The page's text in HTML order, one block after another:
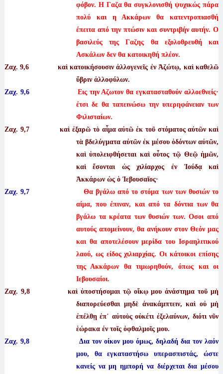
φόβον. Η Γαζα θα συγκλονισθή ψυχικώς πάρα
πολύ και η Ακκάρων θα κατεντροπιασθή
έπειτα από την πτώσιν και συντριβήν αυτήν. Ο
βασιλεύς της Γαζης θα εξολοθρευθή και
Ασκάλων δεν θα κατοικηθή πλέον.
Ζαχ. 9,6 καὶ κατοικήσουσιν ἀλλογενεῖς ἐν Ἀζώτῳ, καὶ καθελῶ
ὕβριν ἀλλοφύλων.
Ζαχ. 9,6
Εις την Αζωτον θα εγκατασταθούν αλλοεθνείς·
έτσι δε θα ταπεινώσω την υπερηφάνειαν των
Φιλισταίων.
Ζαχ. 9,7 καὶ ἐξαρῶ τὸ αἷμα αὐτῶ ἐκ τοῦ στόματος αὐτῶν καὶ
τὰ βδελύγματα αὐτῶν ἐκ μέσου ὀδόντων αὐτῶν,
καὶ ὑπολειφθήσεται καὶ οὗτος τῷ Θεῷ ἡμῶν,
καὶ ἔσονται ὡς χιλίαρχος ἐν Ἰούδᾳ καὶ
Ἀκκάρων ὡς ὁ Ἰεβουσαῖος·
Ζαχ. 9,7
Θα βγάλω από το στόμα των των θυσιών το
αίμα, που έπιναν, και από τα δόντια των θα
βγάλω τα κρέατα των θυσιών των. Οσοι από
αυτούς απομείνουν, θα ανήκουν στον Θεόν μας
και θα αποτελέσουν μερίδα του Ισραηλιτικού
λαού, ως είδος χιλιαρχίας. Οι κάτοικοι επίσης
της Ακκάρων θα τιμωρηθούν, όπως και οι
Ιεβουσαίοι.
Ζαχ. 9,8 καὶ ὑποστήσομαι τῷ οἴκῳ μου ἀνάστημα τοῦ μὴ
διαπορεύεσθαι μηδὲ ἀνακάμπτειν, καὶ οὐ μὴ
ἐπέλθῃ ἐπ᾿ αὐτοὺς οὐκέτι ἐξελαύνων, διότι νῦν
ἑώρακα ἐν τοῖς ὀφθαλμοῖς μου.
Ζαχ. 9,8 Δια τον οίκον μου όμως, δηλαδή δια τον λαόν
μου, θα εγκαταστήσω υπερασπιστάς, ώστε
κανείς να μη ημπορή να διέρχεται δια μέσου